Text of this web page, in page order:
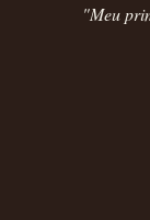
"Meu